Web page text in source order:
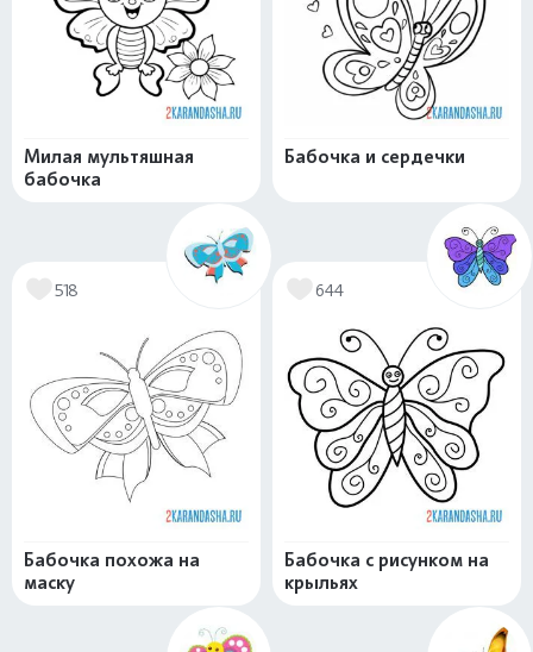
Милая мультяшная
бабочка
Бабочка и сердечки
518
Бабочка похожа на
маску
644
Бабочка с рисунком на
крыльях